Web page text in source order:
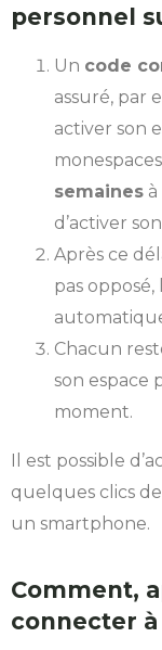
personnel
Un code
assuré, par
activer son
semaines
d’activer
Après ce
pas opposé,
Chacun
son espace
moment.
Il est possible
quelques clics
un smartphone.
Comment,
connecter